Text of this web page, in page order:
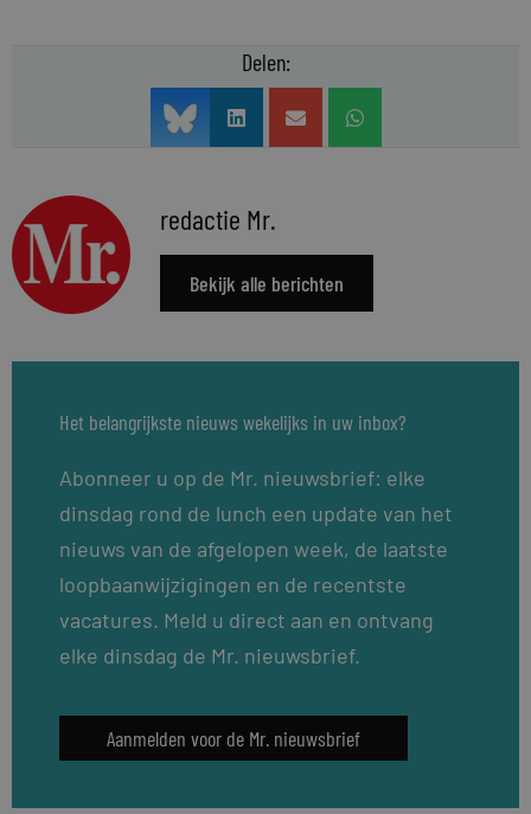
Delen:
redactie Mr.
Bekijk alle berichten
Het belangrijkste nieuws wekelijks in uw inbox?
Abonneer u op de Mr. nieuwsbrief: elke
dinsdag rond de lunch een update van het
nieuws van de afgelopen week, de laatste
loopbaanwijzigingen en de recentste
vacatures. Meld u direct aan en ontvang
elke dinsdag de Mr. nieuwsbrief.
Aanmelden voor de Mr. nieuwsbrief